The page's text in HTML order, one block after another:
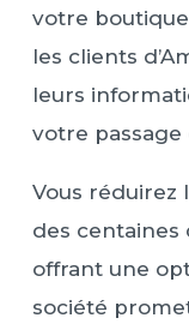
votre
les clients
leurs
votre passage
Vous réduirez
des centaines
offrant une
société